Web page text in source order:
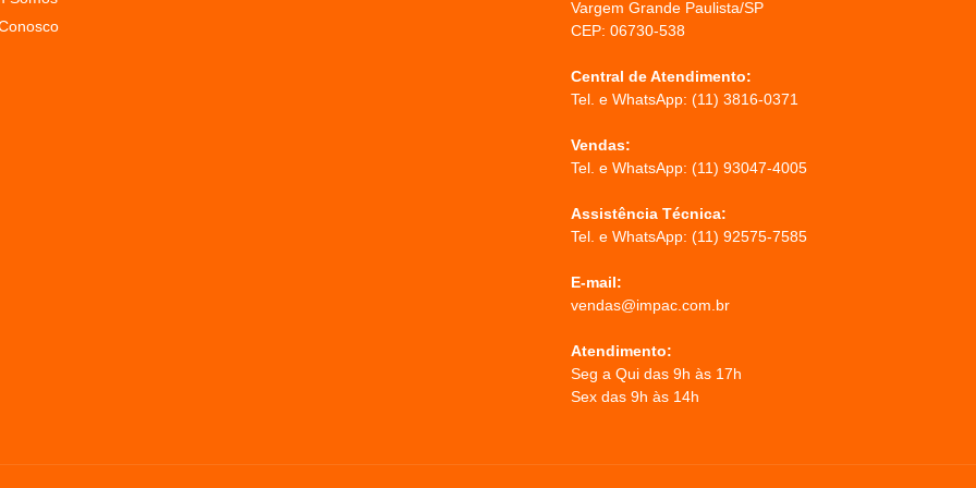
Vargem Grande Paulista/SP
CEP: 06730-538
Central de Atendimento:
Tel. e WhatsApp: (11) 3816-0371
Vendas:
Tel. e WhatsApp: (11) 93047-4005
Assistência Técnica:
Tel. e WhatsApp: (11) 92575-7585
E-mail:
vendas@impac.com.br
Atendimento:
Seg a Qui das 9h às 17h
Sex das 9h às 14h